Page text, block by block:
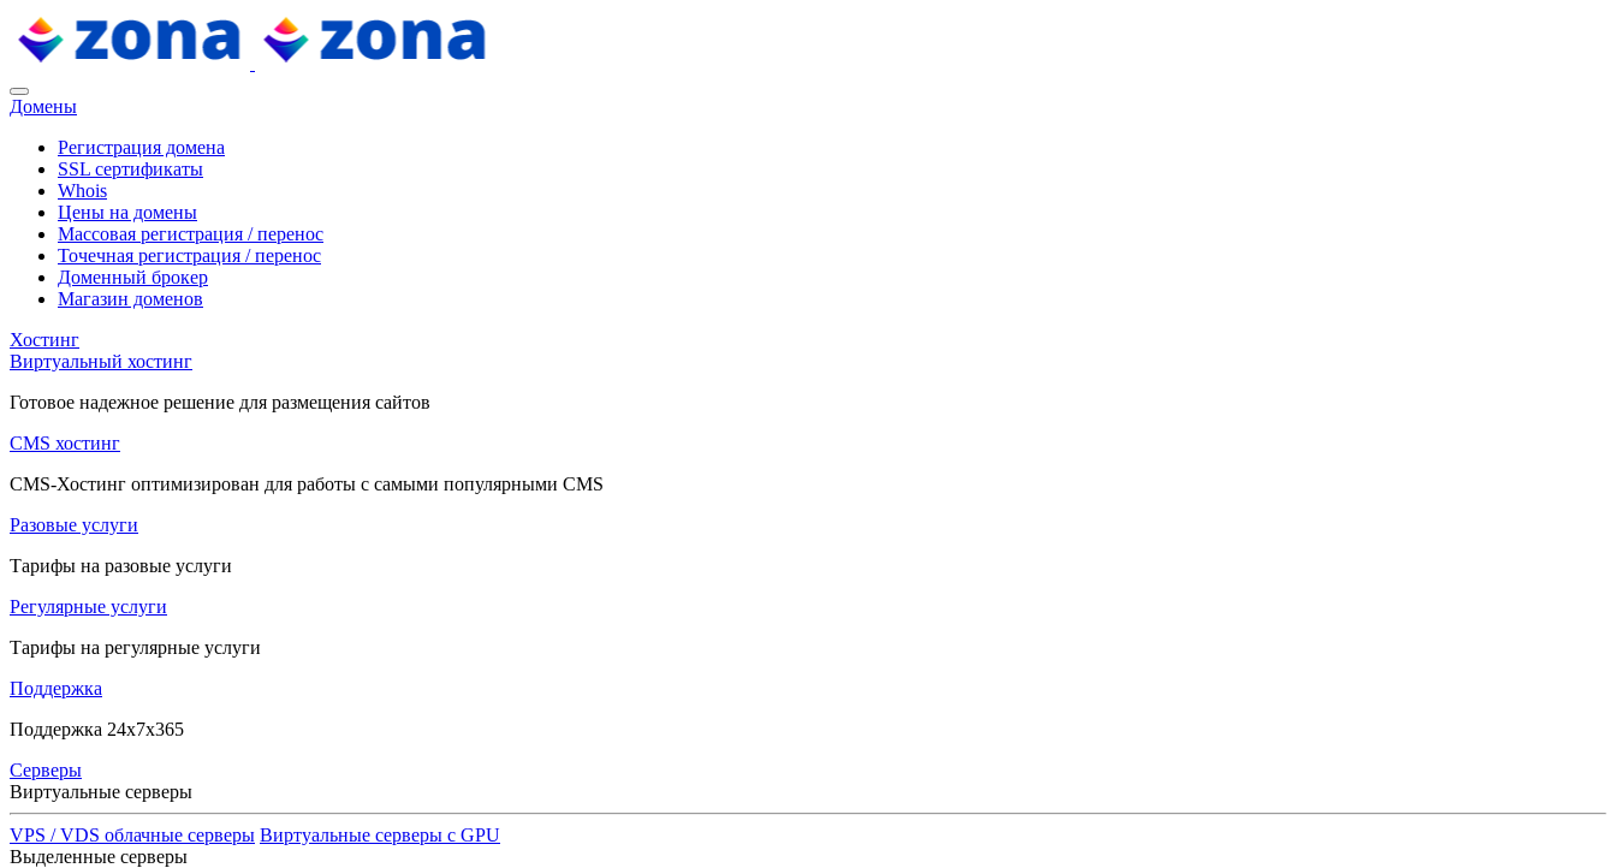
Домены
Регистрация домена
SSL сертификаты
Whois
Цены на домены
Массовая регистрация / перенос
Точечная регистрация / перенос
Доменный брокер
Магазин доменов
Хостинг
Виртуальный хостинг
Готовое надежное решение для размещения сайтов
CMS хостинг
CMS-Хостинг оптимизирован для работы с самыми популярными CMS
Разовые услуги
Тарифы на разовые услуги
Регулярные услуги
Тарифы на регулярные услуги
Поддержка
Поддержка 24x7x365
Серверы
Виртуальные серверы
VPS / VDS облачные серверы Виртуальные серверы с GPU
Выделенные серверы